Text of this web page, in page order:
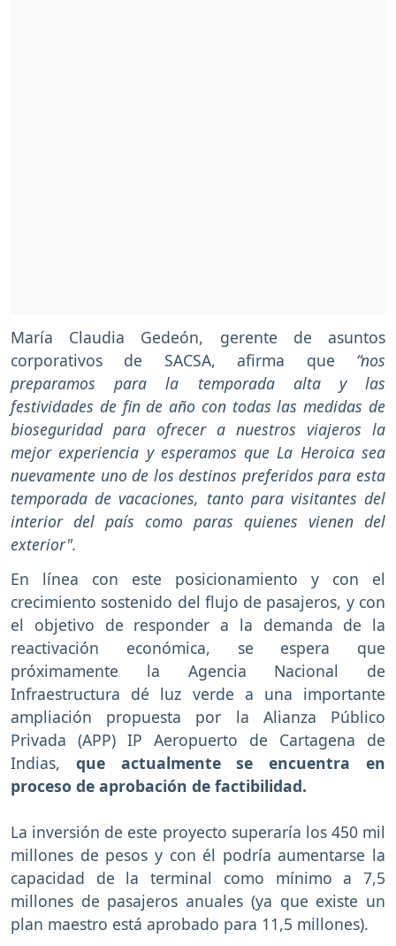
María Claudia Gedeón, gerente de asuntos
corporativos de SACSA, afirma que “nos
preparamos para la temporada alta y las
festividades de fin de año con todas las medidas de
bioseguridad para ofrecer a nuestros viajeros la
mejor experiencia y esperamos que La Heroica sea
nuevamente uno de los destinos preferidos para esta
temporada de vacaciones, tanto para visitantes del
interior del país como paras quienes vienen del
exterior".
En línea con este posicionamiento y con el
crecimiento sostenido del flujo de pasajeros, y con
el objetivo de responder a la demanda de la
reactivación económica, se espera que
próximamente la Agencia Nacional de
Infraestructura dé luz verde a una importante
ampliación propuesta por la Alianza Público
Privada (APP) IP Aeropuerto de Cartagena de
Indias, que actualmente se encuentra en
proceso de aprobación de factibilidad.
La inversión de este proyecto superaría los 450 mil
millones de pesos y con él podría aumentarse la
capacidad de la terminal como mínimo a 7,5
millones de pasajeros anuales (ya que existe un
plan maestro está aprobado para 11,5 millones).